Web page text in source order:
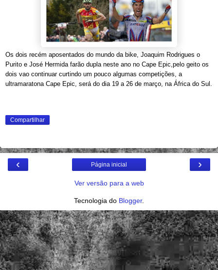
Os dois recém aposentados do mundo da bike, Joaquim Rodrigues o
Purito e José Hermida farão dupla neste ano no Cape Epic,pelo geito os
dois vao continuar curtindo um pouco algumas competições, a
ultramaratona Cape Epic, será do dia 19 a 26 de março, na África do Sul.
Compartilhar
‹ ›
Página inicial
Ver versão para a web
Tecnologia do Blogger.